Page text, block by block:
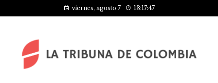
viernes, agosto 7 13:17:48